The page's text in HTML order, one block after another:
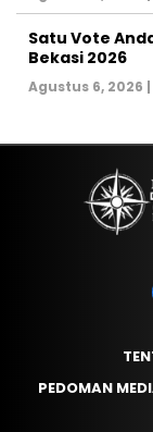
Satu Vote
Bekasi 2026
Agustus 6, 2026
PEDOMAN